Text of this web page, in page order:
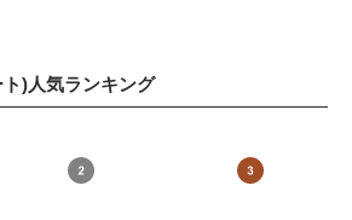
)人気ランキング